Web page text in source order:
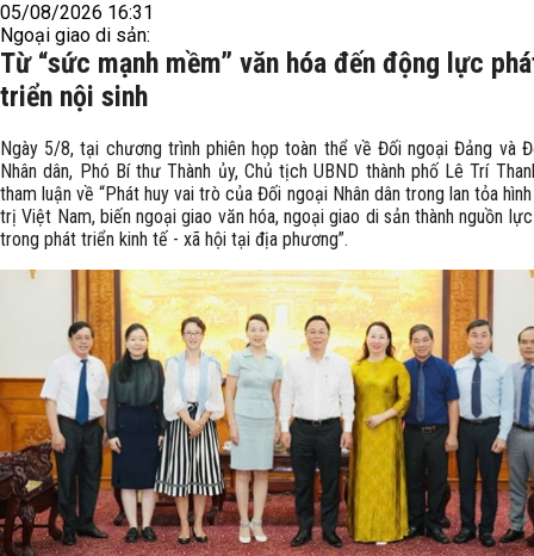
05/08/2026 16:31
Ngoại giao di sản:
Từ “sức mạnh mềm” văn hóa đến động lực
triển nội sinh
Ngày 5/8, tại chương trình phiên họp toàn thể về Đối ngoại Đảng và
Nhân dân, Phó Bí thư Thành ủy, Chủ tịch UBND thành phố Lê Trí
tham luận về “Phát huy vai trò của Đối ngoại Nhân dân trong lan tỏa
trị Việt Nam, biến ngoại giao văn hóa, ngoại giao di sản thành nguồn
trong phát triển kinh tế - xã hội tại địa phương”.